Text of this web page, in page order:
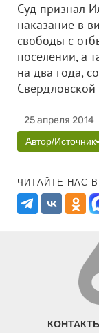
Суд признал
наказание в
свободы с
поселении, а
на два года,
25 апреля 2014
Автор/Источник
ЧИТАЙТЕ НАС